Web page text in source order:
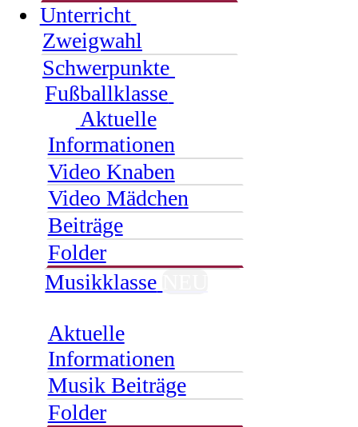
Unterricht
Zweigwahl
Schwerpunkte
Fußballklasse
Aktuelle
Informationen
Video Knaben
Video Mädchen
Beiträge
Folder
Musikklasse
Aktuelle
Informationen
Musik Beiträge
Folder